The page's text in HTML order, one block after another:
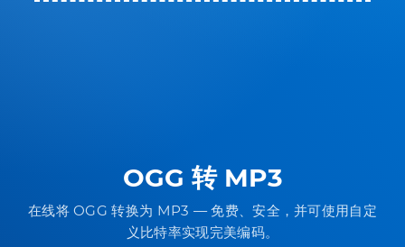
OGG 转 MP3
在线将 OGG 转换为 MP3 — 免费、安全，并可使用自定
义比特率实现完美编码。